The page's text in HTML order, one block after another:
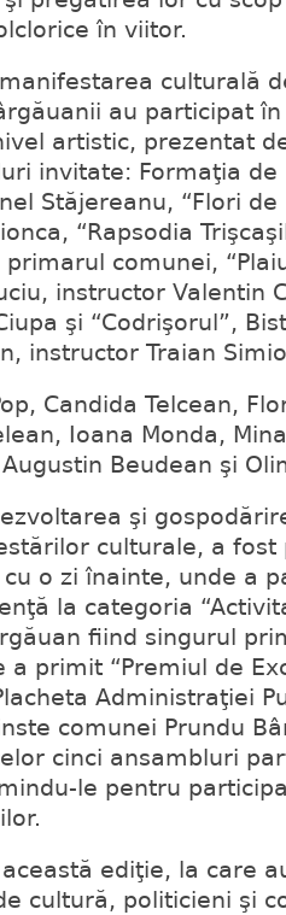
în viitor.
culturală
au participat
artistic, prezentat
invitate: Formaţia de
Stăjereanu, “Flori
“Rapsodia
primarul comunei,
instructor Valentin
şi “Codrişorul”,
instructor Traian
Candida Telcean,
Ioana Monda,
Beudean şi
şi
culturale, a fost
o zi înainte, unde a
la categoria
fiind singurul
a primit “Premiul de
Administraţiei
comunei Prundu
cinci ansambluri
le pentru
ediţie, la care
cultură, politicieni şi